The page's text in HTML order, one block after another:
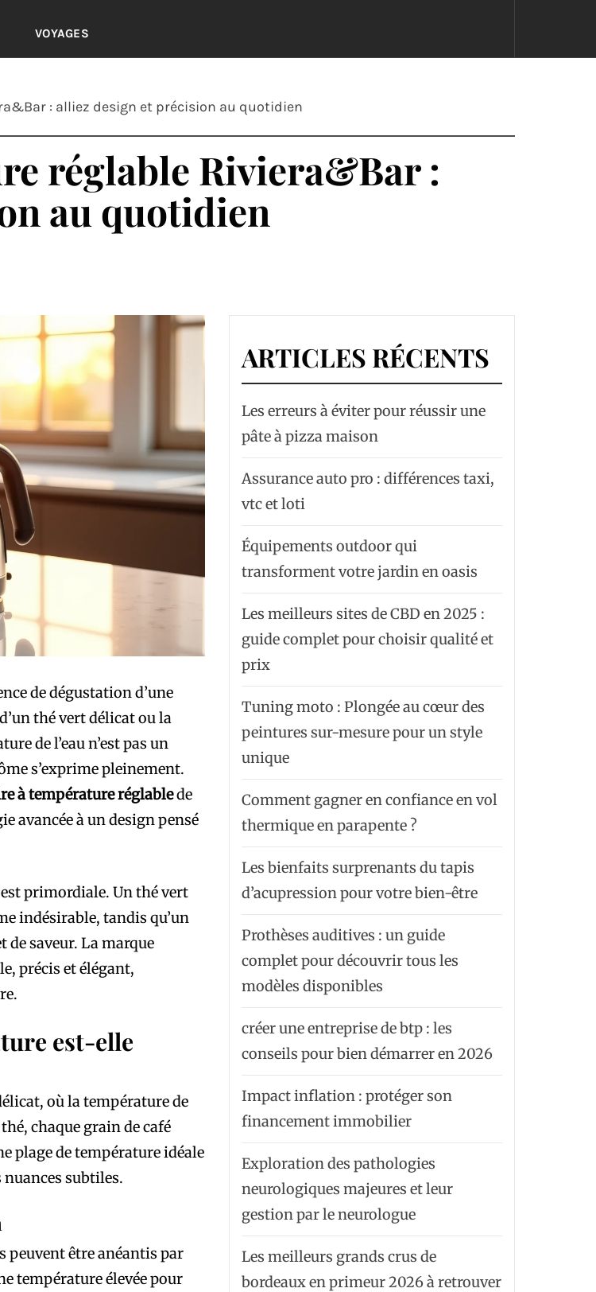
VOYAGES
: alliez design et précision au quotidien
réglable Riviera&Bar :
au quotidien
de dégustation d’une
thé vert délicat ou la
de l’eau n’est pas un
s’exprime pleinement.
à température réglablede
avancée à un design pensé
primordiale. Un thé vert
indésirable, tandis qu’un
de saveur. La marque
précis et élégant,
est-elle
où la température de
chaque grain de café
plage de température idéale
subtiles.
peuvent être anéantis par
température élevée pour
ARTICLES RÉCENTS
Les erreurs à éviter pour réussir une
pâte à pizza maison
Assurance auto pro : différences taxi,
vtc et loti
Équipements outdoor qui
transforment votre jardin en oasis
Les meilleurs sites de CBD en 2025 :
guide complet pour choisir qualité et
prix
Tuning moto : Plongée au cœur des
peintures sur-mesure pour un style
unique
Comment gagner en confiance en vol
thermique en parapente ?
Les bienfaits surprenants du tapis
d’acupression pour votre bien-être
Prothèses auditives : un guide
complet pour découvrir tous les
modèles disponibles
créer une entreprise de btp : les
conseils pour bien démarrer en 2026
Impact inflation : protéger son
financement immobilier
Exploration des pathologies
neurologiques majeures et leur
gestion par le neurologue
Les meilleurs grands crus de
bordeaux en primeur 2026 à retrouver